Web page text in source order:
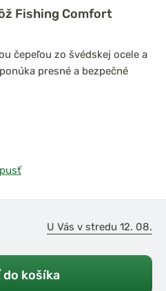
Fishing Comfort
čepeľou zo švédskej ocele a
presné a bezpečné
U Vás v stredu 12. 08.
košíka